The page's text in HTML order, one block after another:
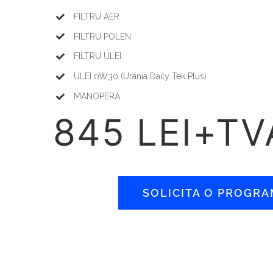
FILTRU AER
FILTRU POLEN
FILTRU ULEI
ULEI 0W30 (Urania Daily Tek Plus)
MANOPERA
845
SOLICITA O